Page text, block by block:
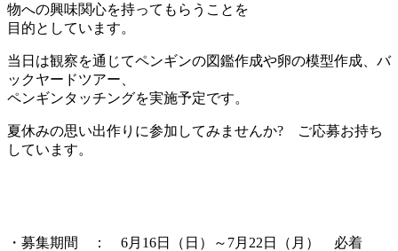
物への興味関心を持ってもらうことを
目的としています。
当日は観察を通じてペンギンの図鑑作成や卵の模型作成、バ
ックヤードツアー、
ペンギンタッチングを実施予定です。
夏休みの思い出作りに参加してみませんか? ご応募お持ち
しています。
・募集期間 ： 6月16日（日）～7月22日（月） 必着